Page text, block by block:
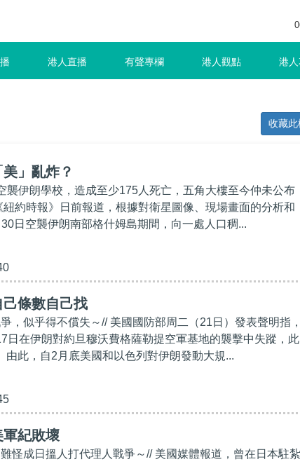
港人直播 有聲專欄 港人觀點 港
收藏此
美」亂炸？
襲伊朗學校，造成至少175人死亡，五角大樓至今仲未公布
約時報》日前報道，根據對衛星圖像、現場畫面的分析和
日空襲伊朗南部格什姆島期間，向一處人口稠...
己條數自己找
，似乎得不償失～// 美國國防部周二（21日）發表聲明指
日在伊朗對約旦穆沃費格薩勒提空軍基地的襲擊中失蹤，此
由此，自2月底美國和以色列對伊朗發動大規...
軍紀敗壞
怪成日搵人打代理人戰爭～// 美國媒體報道，曾在日本駐紮